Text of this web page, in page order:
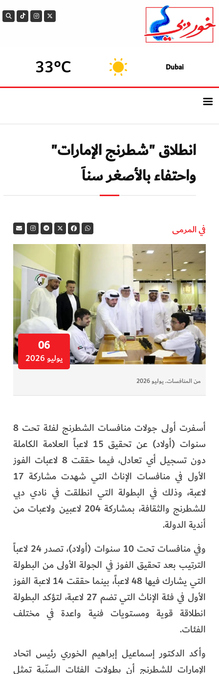
Dubai
33°C
الرئيسيــة
أحدث الأخبار
سوالف الدار
في المرمى
وثائقيات الخور
فن وثقافة
كوكب دبي
تقارير الخور
فيديو
أبناء الديرة
الفرجان
تكنولوجيا
من العالم
الأكثر قراءة
انطلاق "شطرنج الإمارات"
واحتفاء بالأصغر سناَ
في المرمى
06
يوليو 2026
من المنافسات. يوليو 2026
أسفرت أولى جولات منافسات الشطرنج لفئة تحت 8
سنوات (أولاد) عن تحقيق 15 لاعباً العلامة الكاملة
دون تسجيل أي تعادل، فيما حققت 8 لاعبات الفوز
الأول في منافسات الإناث التي شهدت مشاركة 17
لاعبة، وذلك في البطولة التي انطلقت في نادي دبي
للشطرنج والثقافة، بمشاركة 204 لاعبين ولاعبات من
أندية الدولة.
وفي منافسات تحت 10 سنوات (أولاد)، تصدر 24 لاعباً
الترتيب بعد تحقيق الفوز في الجولة الأولى من البطولة
التي يشارك فيها 48 لاعباً، بينما حققت 14 لاعبة الفوز
الأول في فئة الإناث التي تضم 27 لاعبة، لتؤكد البطولة
انطلاقة قوية ومستويات فنية واعدة في مختلف
الفئات.
وأكد الدكتور إسماعيل إبراهيم الخوري رئيس اتحاد
الإمارات للشطرنج أن بطولات الفئات السنّية تمثل